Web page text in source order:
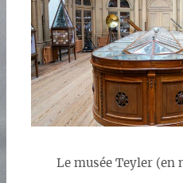
Le musée Teyler (en